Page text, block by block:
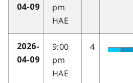
04-09
pm
HAE
2026-
04-09
9:00
pm
HAE
4